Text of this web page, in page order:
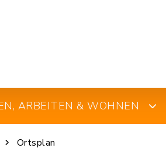
ARBEITEN & WOHNEN
Ortsplan